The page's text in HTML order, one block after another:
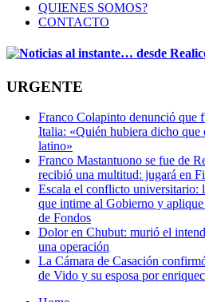
QUIENES SOMOS?
CONTACTO
URGENTE
Franco Colapinto denunció que
Italia: «Quién hubiera dicho que
latino»
Franco Mastantuono se fue de
recibió una multitud: jugará en
Escala el conflicto universitario:
que intime al Gobierno y
de Fondos
Dolor en Chubut: murió el
una operación
La Cámara de Casación
de Vido y su esposa por